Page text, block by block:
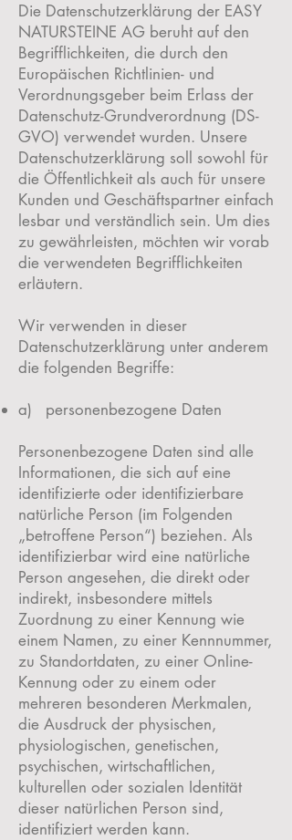
Die Datenschutzerklärung der EASY
NATURSTEINE AG beruht auf den
Begrifflichkeiten, die durch den
Europäischen Richtlinien- und
Verordnungsgeber beim Erlass der
Datenschutz-Grundverordnung (DS-
GVO) verwendet wurden. Unsere
Datenschutzerklärung soll sowohl für
die Öffentlichkeit als auch für unsere
Kunden und Geschäftspartner einfach
lesbar und verständlich sein. Um dies
zu gewährleisten, möchten wir vorab
die verwendeten Begrifflichkeiten
erläutern.
Wir verwenden in dieser
Datenschutzerklärung unter anderem
die folgenden Begriffe:
a) personenbezogene Daten
Personenbezogene Daten sind alle
Informationen, die sich auf eine
identifizierte oder identifizierbare
natürliche Person (im Folgenden
„betroffene Person“) beziehen. Als
identifizierbar wird eine natürliche
Person angesehen, die direkt oder
indirekt, insbesondere mittels
Zuordnung zu einer Kennung wie
einem Namen, zu einer Kennnummer,
zu Standortdaten, zu einer Online-
Kennung oder zu einem oder
mehreren besonderen Merkmalen,
die Ausdruck der physischen,
physiologischen, genetischen,
psychischen, wirtschaftlichen,
kulturellen oder sozialen Identität
dieser natürlichen Person sind,
identifiziert werden kann.